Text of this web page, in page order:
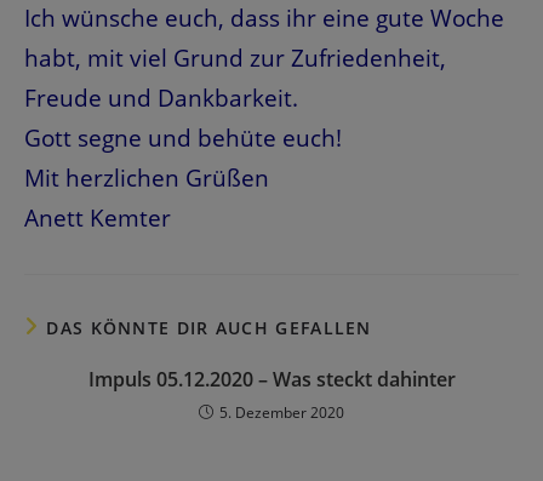
Ich wünsche euch, dass ihr eine gute Woche
habt, mit viel Grund zur Zufriedenheit,
Freude und Dankbarkeit.
Gott segne und behüte euch!
Mit herzlichen Grüßen
Anett Kemter
DAS KÖNNTE DIR AUCH GEFALLEN
Impuls 05.12.2020 – Was steckt dahinter
5. Dezember 2020